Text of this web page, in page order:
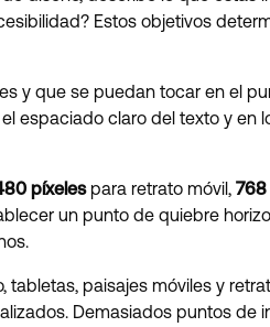
Estos objetivos
y que se puedan tocar en el
espaciado claro del texto y en
píxelespara retrato móvil, 768
un punto de quiebre
paisajes móviles y
Demasiados puntos de